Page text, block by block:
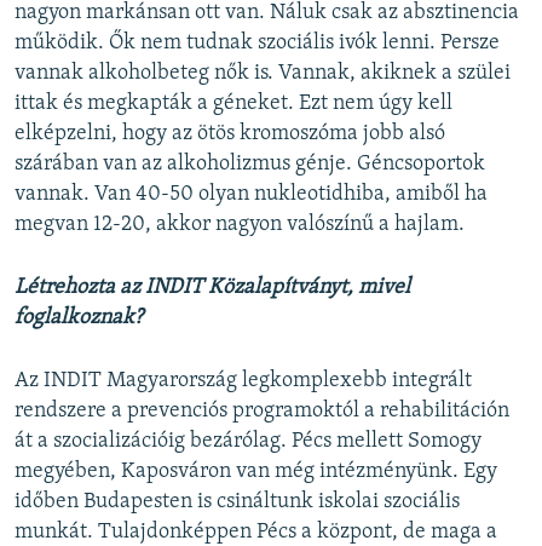
nagyon markánsan ott van. Náluk csak az absztinencia
működik. Ők nem tudnak szociális ivók lenni. Persze
vannak alkoholbeteg nők is. Vannak, akiknek a szülei
ittak és megkapták a géneket. Ezt nem úgy kell
elképzelni, hogy az ötös kromoszóma jobb alsó
szárában van az alkoholizmus génje. Géncsoportok
vannak. Van 40-50 olyan nukleotidhiba, amiből ha
megvan 12-20, akkor nagyon valószínű a hajlam.
Létrehozta az INDIT Közalapítványt, mivel
foglalkoznak?
Az INDIT Magyarország legkomplexebb integrált
rendszere a prevenciós programoktól a rehabilitáción
át a szocializációig bezárólag. Pécs mellett Somogy
megyében, Kaposváron van még intézményünk. Egy
időben Budapesten is csináltunk iskolai szociális
munkát. Tulajdonképpen Pécs a központ, de maga a